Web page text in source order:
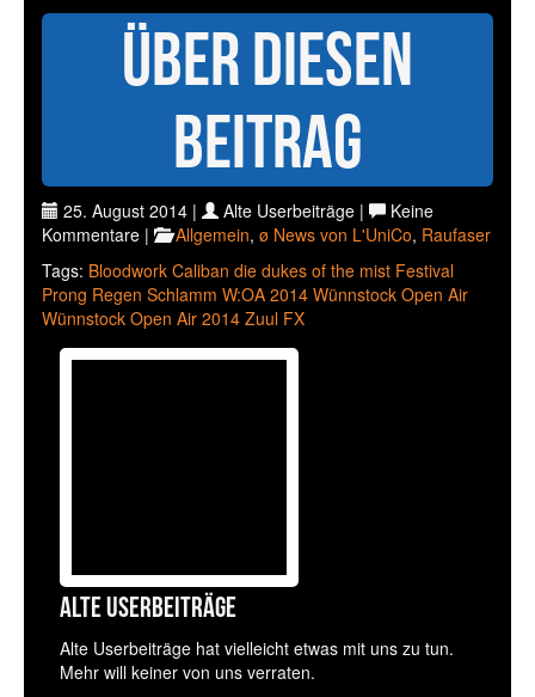
Über diesen
Beitrag
25. August 2014 | Alte Userbeiträge |
Keine
Kommentare |
Allgemein, ø News von L'UniCo, Raufaser
Tags: Bloodwork Caliban die dukes of the mist Festival
Prong Regen Schlamm W:OA 2014 Wünnstock Open Air
Wünnstock Open Air 2014 Zuul FX
Alte Userbeiträge
Alte Userbeiträge hat vielleicht etwas mit uns zu tun.
Mehr will keiner von uns verraten.